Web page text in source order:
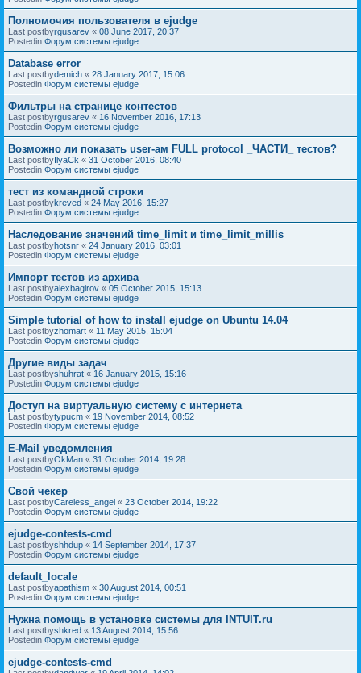
Полномочия пользователя в ejudge
Last postbyrgusarev « 08 June 2017, 20:37
Postedin Форум системы ejudge
Database error
Last postbydemich « 28 January 2017, 15:06
Postedin Форум системы ejudge
Фильтры на странице контестов
Last postbyrgusarev « 16 November 2016, 17:13
Postedin Форум системы ejudge
Возможно ли показать user-ам FULL protocol _ЧАСТИ_ тестов?
Last postbyIlyaCk « 31 October 2016, 08:40
Postedin Форум системы ejudge
тест из командной строки
Last postbykreved « 24 May 2016, 15:27
Postedin Форум системы ejudge
Наследование значений time_limit и time_limit_millis
Last postbyhotsnr « 24 January 2016, 03:01
Postedin Форум системы ejudge
Импорт тестов из архива
Last postbyalexbagirov « 05 October 2015, 15:13
Postedin Форум системы ejudge
Simple tutorial of how to install ejudge on Ubuntu 14.04
Last postbyzhomart « 11 May 2015, 15:04
Postedin Форум системы ejudge
Другие виды задач
Last postbyshuhrat « 16 January 2015, 15:16
Postedin Форум системы ejudge
Доступ на виртуальную систему с интернета
Last postbytypucm « 19 November 2014, 08:52
Postedin Форум системы ejudge
E-Mail уведомления
Last postbyOkMan « 31 October 2014, 19:28
Postedin Форум системы ejudge
Свой чекер
Last postbyCareless_angel « 23 October 2014, 19:22
Postedin Форум системы ejudge
ejudge-contests-cmd
Last postbyshhdup « 14 September 2014, 17:37
Postedin Форум системы ejudge
default_locale
Last postbyapathism « 30 August 2014, 00:51
Postedin Форум системы ejudge
Нужна помощь в установке системы для INTUIT.ru
Last postbyshkred « 13 August 2014, 15:56
Postedin Форум системы ejudge
ejudge-contests-cmd